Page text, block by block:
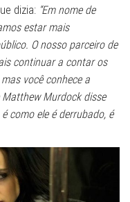
dizia: “Em nome de
estar mais
O nosso parceiro de
continuar a contar os
você conhece a
Murdock disse
como ele é derrubado, é